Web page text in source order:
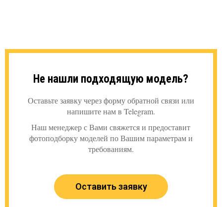
Не нашли подходящую модель?
Оставьте заявку через форму обратной связи или
напишите нам в Telegram.
Наш менеджер с Вами свяжется и предоставит
фотоподборку моделей по Вашим параметрам и
требованиям.
Оставить заявку